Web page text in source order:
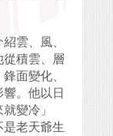
雲、風、
從積雲、層
面變化、
。他以日
變冷」
是老天爺生